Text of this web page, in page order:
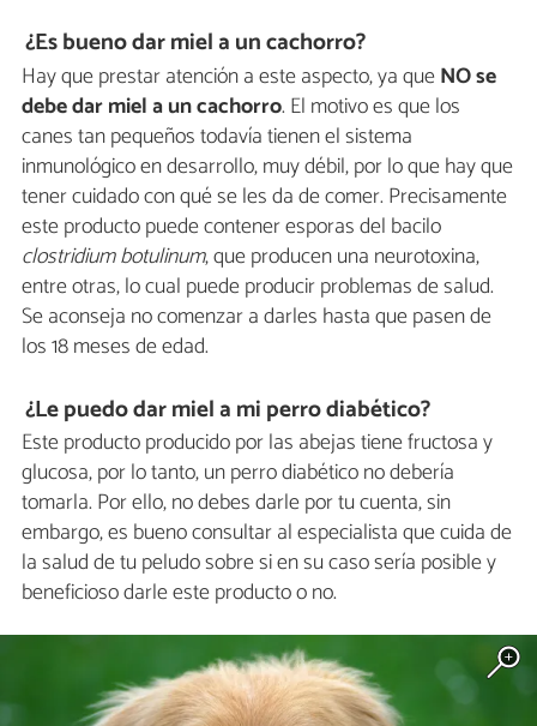
¿Es bueno dar miel a un cachorro?
Hay que prestar atención a este aspecto, ya queNO se
debe dar miel a un cachorro. El motivo es que los
canes tan pequeños todavía tienen el sistema
inmunológico en desarrollo, muy débil, por lo que hay que
tener cuidado con qué se les da de comer. Precisamente
este producto puede contener esporas del bacilo
clostridium botulinum, que producen una neurotoxina,
entre otras, lo cual puede producir problemas de salud.
Se aconseja no comenzar a darles hasta que pasen de
los 18 meses de edad.
¿Le puedo dar miel a mi perro diabético?
Este producto producido por las abejas tiene fructosa y
glucosa, por lo tanto, un perro diabético no debería
tomarla. Por ello, no debes darle por tu cuenta, sin
embargo, es bueno consultar al especialista que cuida de
la salud de tu peludo sobre si en su caso sería posible y
beneficioso darle este producto o no.